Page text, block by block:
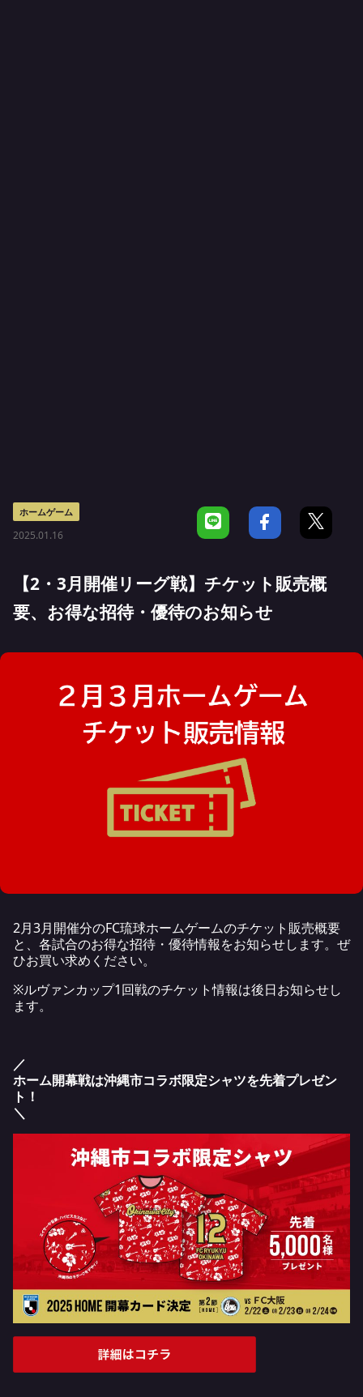
ホームゲーム
2025.01.16
【2・3月開催リーグ戦】チケット販売概
要、お得な招待・優待のお知らせ
2月3月開催分のFC琉球ホームゲームのチケット販売概要
と、各試合のお得な招待・優待情報をお知らせします。ぜ
ひお買い求めください。
※ルヴァンカップ1回戦のチケット情報は後日お知らせし
ます。
／
ホーム開幕戦は沖縄市コラボ限定シャツを先着プレゼン
ト！
＼